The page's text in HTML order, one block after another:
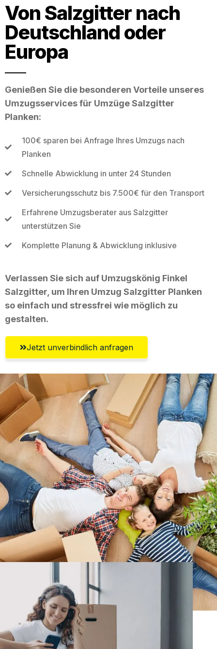
Von Salzgitter nach
Deutschland oder
Europa
Genießen Sie die besonderen Vorteile unseres
Umzugsservices für Umzüge Salzgitter
Planken:
100€ sparen bei Anfrage Ihres Umzugs nach
Planken
Schnelle Abwicklung in unter 24 Stunden
Versicherungsschutz bis 7.500€ für den Transport
Erfahrene Umzugsberater aus Salzgitter
unterstützen Sie
Komplette Planung & Abwicklung inklusive
Verlassen Sie sich auf Umzugskönig Finkel
Salzgitter, um Ihren Umzug Salzgitter Planken
so einfach und stressfrei wie möglich zu
gestalten.
Jetzt unverbindlich anfragen